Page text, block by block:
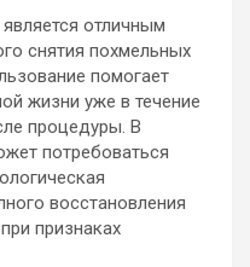
отличным
снятия похмельных
помогает
жизни уже в течение
процедуры. В
потребоваться
восстановления
признаках